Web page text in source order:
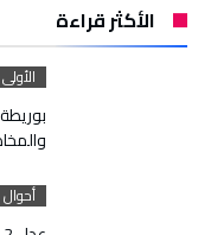
الأكثر قراءة
الأولى